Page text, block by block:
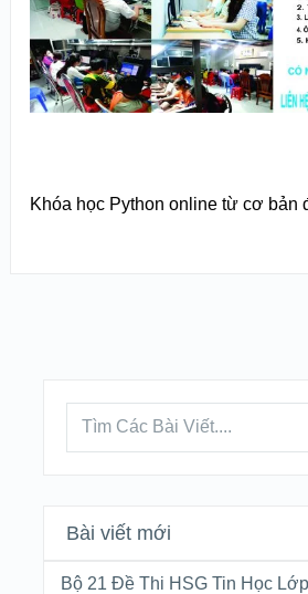
Khóa học Python online từ cơ bản
Bài viết mới
Bộ 21 Đề Thi HSG Tin Học